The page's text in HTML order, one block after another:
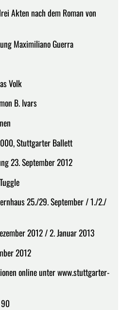
Akten nach dem Roman von
Maximiliano Guerra
Volk
B. Ivars
Stuttgarter Ballett
23. September 2012
25./29. September / 1./2./
2012 / 2. Januar 2013
2012
online unter www.stuttgarter-